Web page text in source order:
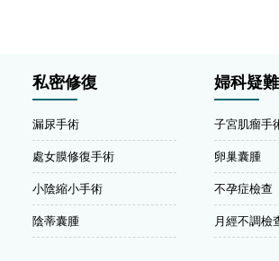
私密修復
漏尿手術
處女膜修復手術
小陰縮小手術
陰蒂囊腫
婦科疑難
子宮肌瘤手
卵巢囊腫
不孕症檢查
月經不調檢